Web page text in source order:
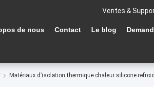
Ventes &
de nous Contact Le blog
Matériaux d'isolation thermique chaleur silicone